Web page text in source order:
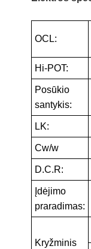
OCL:
Hi-POT:
Posūkio
santykis:
LK:
Cw/w
D.C.R:
Įdėjimo
praradimas:
Kryžminis